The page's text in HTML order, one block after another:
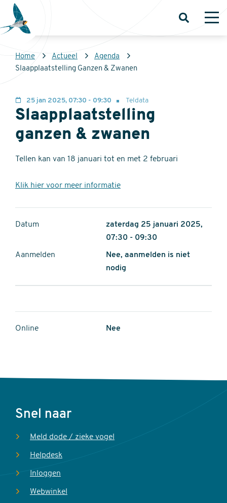
Overslaan
naar
inhoud
gaan
Sovon
Homepage
Open
Kruimelpad
Home Actueel
Agenda
Slaapplaatstelling Ganzen & Zwanen
Slaapplaatstelling
ganzen & zwanen
25 jan 2025, 07:30 - 09:30 Teldata
Tellen kan van 18 januari tot en met 2 februari
Klik hier voor meer informatie
Datum
zaterdag 25 januari 2025,
07:30 - 09:30
Aanmelden
Nee, aanmelden is niet
nodig
Online Nee
Voet
Snel naar
Meld dode / zieke vogel
Helpdesk
Inloggen
Webwinkel